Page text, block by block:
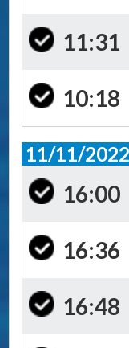
11:31
10:18
11/11/
16:00
16:36
16:48